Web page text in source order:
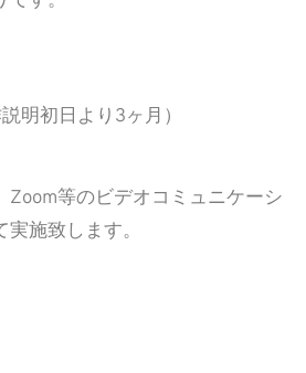
明初日より3ヶ月）
Zoom等のビデオコミュニケーシ
施致します。